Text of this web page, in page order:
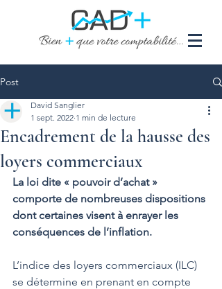
Post
Encadrement de la hausse des
loyers commerciaux
David Sanglier
1 sept. 2022 1 min de lecture
La loi dite « pouvoir d’achat »
comporte de nombreuses dispositions
dont certaines visent à enrayer les
conséquences de l’inflation.
L’indice des loyers commerciaux (ILC)
se détermine en prenant en compte